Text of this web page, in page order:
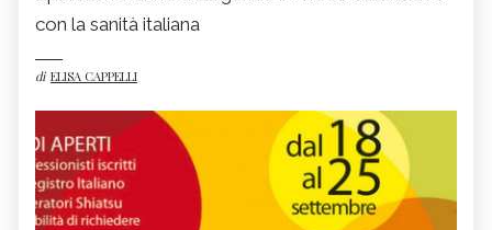
con la sanità italiana
di ELISA CAPPELLI